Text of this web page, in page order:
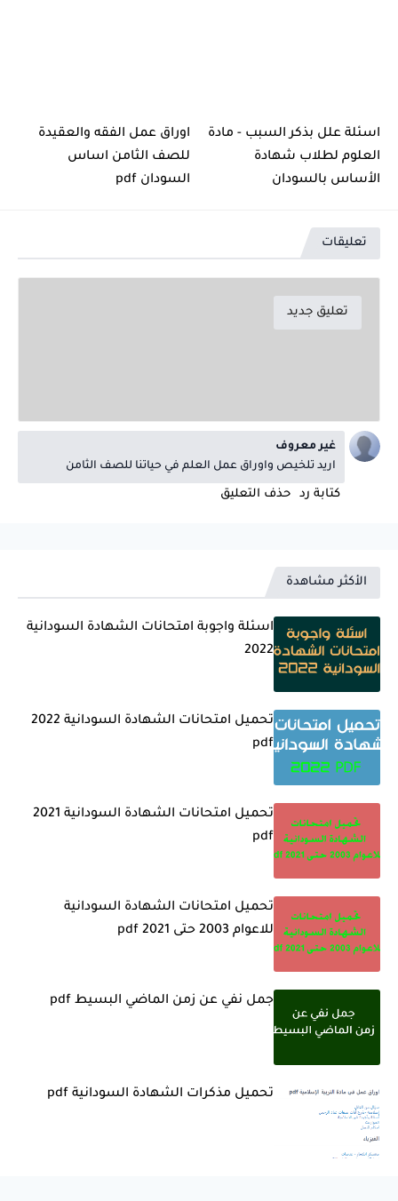
اسئلة علل بذكر السبب - مادة
العلوم لطلاب شهادة
الأساس بالسودان
اوراق عمل الفقه والعقيدة
للصف الثامن اساس
السودان pdf
تعليقات
تعليق جديد
غير معروف
اريد تلخيص واوراق عمل العلم في حياتنا للصف الثامن
كتابة رد حذف التعليق
الأكثر مشاهدة
اسئلة واجوبة امتحانات الشهادة السودانية
2022
تحميل امتحانات الشهادة السودانية 2022
pdf
تحميل امتحانات الشهادة السودانية 2021
pdf
تحميل امتحانات الشهادة السودانية
للاعوام 2003 حتى 2021 pdf
جمل نفي عن زمن الماضي البسيط pdf
تحميل مذكرات الشهادة السودانية pdf